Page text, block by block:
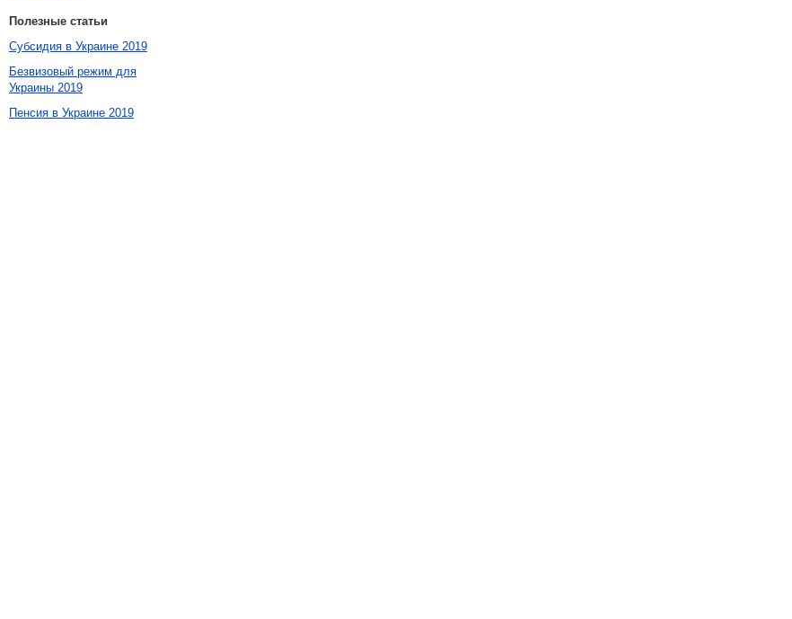
Полезные статьи
Субсидия в Украине 2019
Безвизовый режим для
Украины 2019
Пенсия в Украине 2019